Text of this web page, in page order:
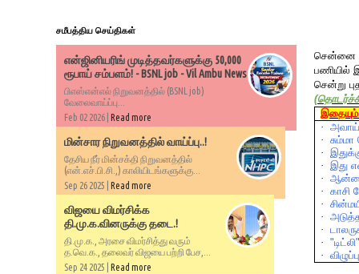
சென்னை
பணியில்
சென்று
(
இதையும்
·
·
சும்மா
·
·
இது
·
·
காசி
·
·
·
·
"டிட்லி
·
சமீபத்திய செய்திகள்
என்ஜினியரிங் முடித்தவர்களுக்கு 50,000
ரூபாய் சம்பளம்! - BSNL job - Vil Ambu News
பிஎஸ்என்எல் நிறுவனத்தில் (BSNL job)
வேலைவாய்ப்பு...
Feb 02 2026 | Read more
மின்சார நிறுவனத்தில் வாய்ப்பு..!
தேசிய நீர் மின்சக்தி நிறுவனத்தில்
(என்.எச்.பி.சி.,) காலியிடங்களுக்கு...
Sep 26 2025 | Read more
விஜயை விமர்சிக்க
தி.மு.க.வினருக்கு தடை.!
தி.மு.க., அரசை விமர்சித்து வரும்
த.வெ.க., தலைவர் விஜயை பற்றி பேச,...
Sep 24 2025 | Read more